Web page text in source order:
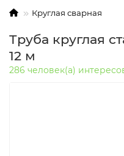
Круглая сварная
Труба круглая
12 м
286 человек(а)